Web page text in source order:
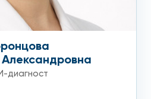
диагност